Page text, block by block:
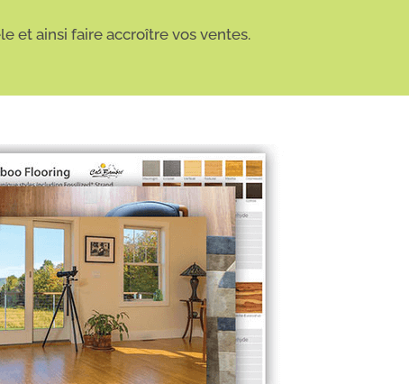
et ainsi faire accroître vos ventes.